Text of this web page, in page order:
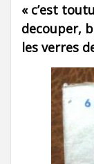
« c’est
decouper,
les verres